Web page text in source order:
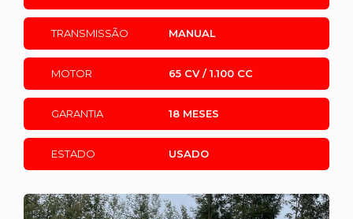
TRANSMISSÃO MANUAL
MOTOR 65 CV / 1.100 CC
GARANTIA 18 MESES
ESTADO USADO